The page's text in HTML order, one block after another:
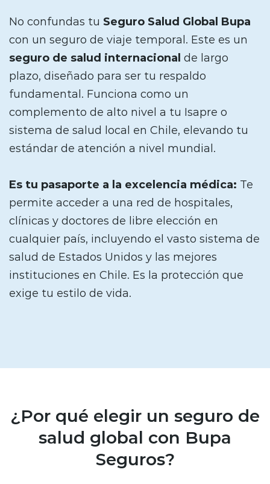
No confundas tu Seguro Salud Global Bupa
con un seguro de viaje temporal. Este es un
seguro de salud internacional de largo
plazo, diseñado para ser tu respaldo
fundamental. Funciona como un
complemento de alto nivel a tu Isapre o
sistema de salud local en Chile, elevando tu
estándar de atención a nivel mundial.
Es tu pasaporte a la excelencia médica: Te
permite acceder a una red de hospitales,
clínicas y doctores de libre elección en
cualquier país, incluyendo el vasto sistema de
salud de Estados Unidos y las mejores
instituciones en Chile. Es la protección que
exige tu estilo de vida.
¿Por qué elegir un seguro de
salud global con Bupa
Seguros?